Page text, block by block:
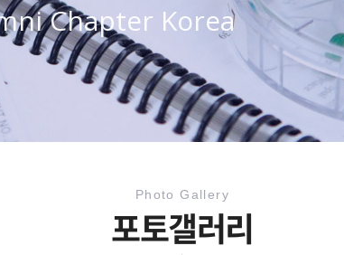
Chapter Korea
Photo Gallery
포토갤러리